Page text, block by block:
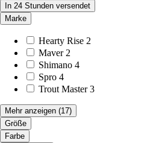
In 24 Stunden versendet
Marke
Hearty Rise 2
Maver 2
Shimano 4
Spro 4
Trout Master 3
Mehr anzeigen (17)
Größe
Farbe